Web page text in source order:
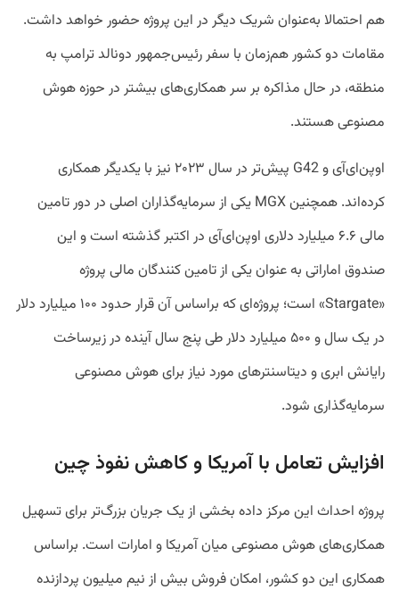
هم احتمالا به‌عنوان شریک دیگر در این پروژه حضور خواهد داشت.
مقامات دو کشور هم‌زمان با سفر رئیس‌جمهور دونالد ترامپ به
منطقه، در حال مذاکره بر سر همکاری‌های بیشتر در حوزه هوش
مصنوعی هستند.
اوپن‌ای‌آی و G42 پیش‌تر در سال ۲۰۲۳ نیز با یکدیگر همکاری
کرده‌اند. همچنین MGX یکی از سرمایه‌گذاران اصلی در دور تامین
مالی ۶.۶ میلیارد دلاری اوپن‌ای‌آی در اکتبر گذشته است و این
صندوق اماراتی به عنوان یکی از تامین کنندگان مالی پروژه
«Stargate» است؛ پروژه‌ای که براساس آن قرار حدود ۱۰۰ میلیارد دلار
در یک سال و ۵۰۰ میلیارد دلار طی پنج سال آینده در زیرساخت
رایانش ابری و دیتاسنتر‌های مورد نیاز برای هوش مصنوعی
سرمایه‌گذاری شود.
افزایش تعامل با آمریکا و کاهش نفوذ چین
پروژه احداث این مرکز داده بخشی از یک جریان بزرگ‌تر برای تسهیل
همکاری‌های هوش مصنوعی میان آمریکا و امارات است. براساس
همکاری این دو کشور، امکان فروش بیش از نیم میلیون پردازنده